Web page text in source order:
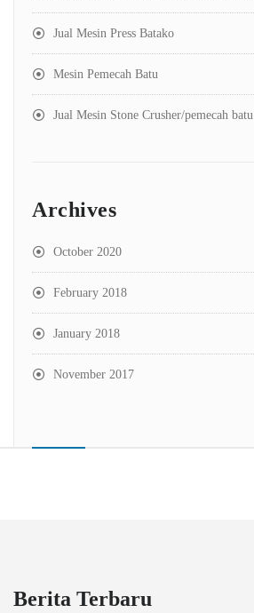
Jual Mesin Press Batako
Mesin Pemecah Batu
Jual Mesin Stone Crusher/pemecah batu
Archives
October 2020
February 2018
January 2018
November 2017
Berita Terbaru